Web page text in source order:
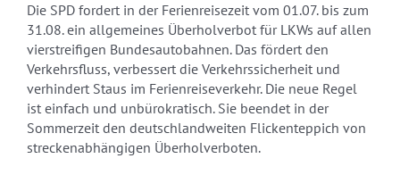
Die SPD fordert in der Ferienreisezeit vom 01.07. bis zum
31.08. ein allgemeines Überholverbot für LKWs auf allen
vierstreifigen Bundesautobahnen. Das fördert den
Verkehrsfluss, verbessert die Verkehrssicherheit und
verhindert Staus im Ferienreiseverkehr. Die neue Regel
ist einfach und unbürokratisch. Sie beendet in der
Sommerzeit den deutschlandweiten Flickenteppich von
streckenabhängigen Überholverboten.